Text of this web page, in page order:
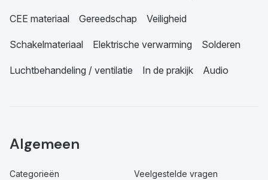
CEE materiaal Gereedschap Veiligheid
Schakelmateriaal Elektrische verwarming Solderen
Luchtbehandeling / ventilatie In de prakijk Audio
Algemeen
Categorieën Veelgestelde vragen